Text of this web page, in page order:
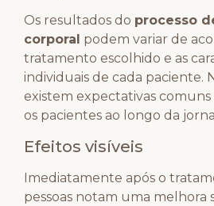
Os resultados do processo
corporal podem variar de
tratamento escolhido e as
individuais de cada paciente.
existem expectativas
os pacientes ao longo da
Efeitos visíveis
Imediatamente após o
pessoas notam uma melhora